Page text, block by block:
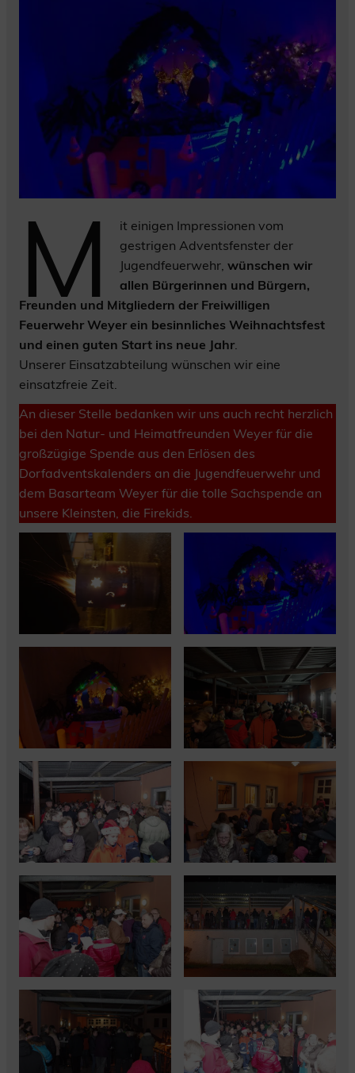
M
it einigen Impressionen vom
gestrigen Adventsfenster der
Jugendfeuerwehr,wünschen wir
allen Bürgerinnen und Bürgern,
Freunden und Mitgliedern der Freiwilligen
Feuerwehr Weyer ein besinnliches Weihnachtsfest
und einen guten Start ins neue Jahr
Unserer Einsatzabteilung wünschen wir eine
einsatzfreie Zeit.
An dieser Stelle bedanken wir uns auch recht herzlich
bei den Natur- und Heimatfreunden Weyer für die
großzügige Spende aus den Erlösen des
Dorfadventskalenders an die Jugendfeuerwehr und
dem Basarteam Weyer für die tolle Sachspende an
unsere Kleinsten, die Firekids.